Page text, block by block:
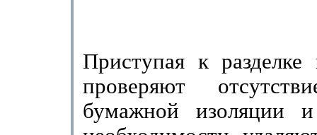
Приступая к разделке
проверяют
бумажной изоляции